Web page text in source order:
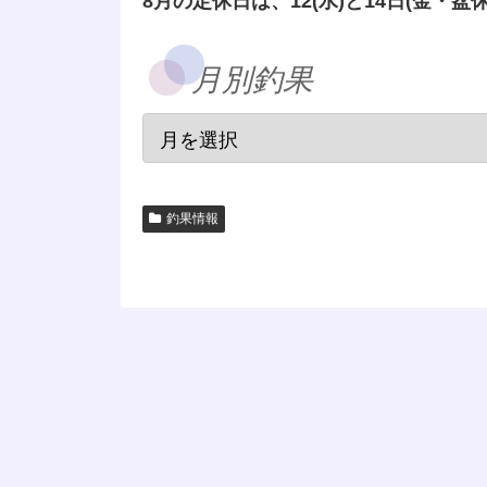
月別釣果
釣果情報